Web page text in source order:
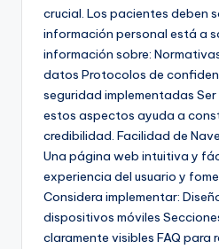
crucial. Los pacientes deben
información personal está a
información sobre:
datos Protocolos de
seguridad implementadas
estos aspectos ayuda a
credibilidad. Facilidad de
Una página web intuitiva y
experiencia del usuario y
Considera implementar:
dispositivos móviles
claramente visibles FAQ para